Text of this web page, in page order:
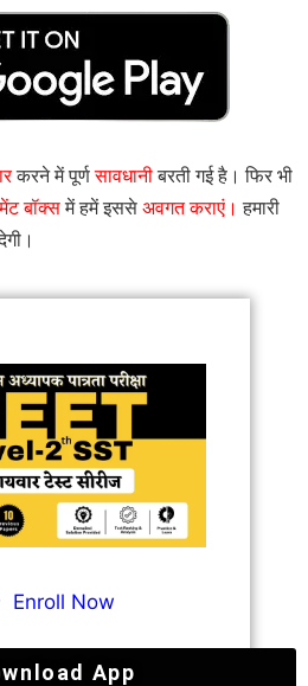
करने में पूर्णसावधानीबरती गई है। फिर भी
बॉक्समें हमें इससे अवगत कराएं। हमारी
Enroll Now
App